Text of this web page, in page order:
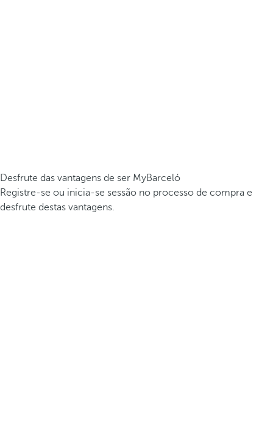
Desfrute das vantagens de ser MyBarceló
Registre-se ou inicia-se sessão no processo de compra e
desfrute destas vantagens.